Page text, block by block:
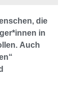
die
in
Auch